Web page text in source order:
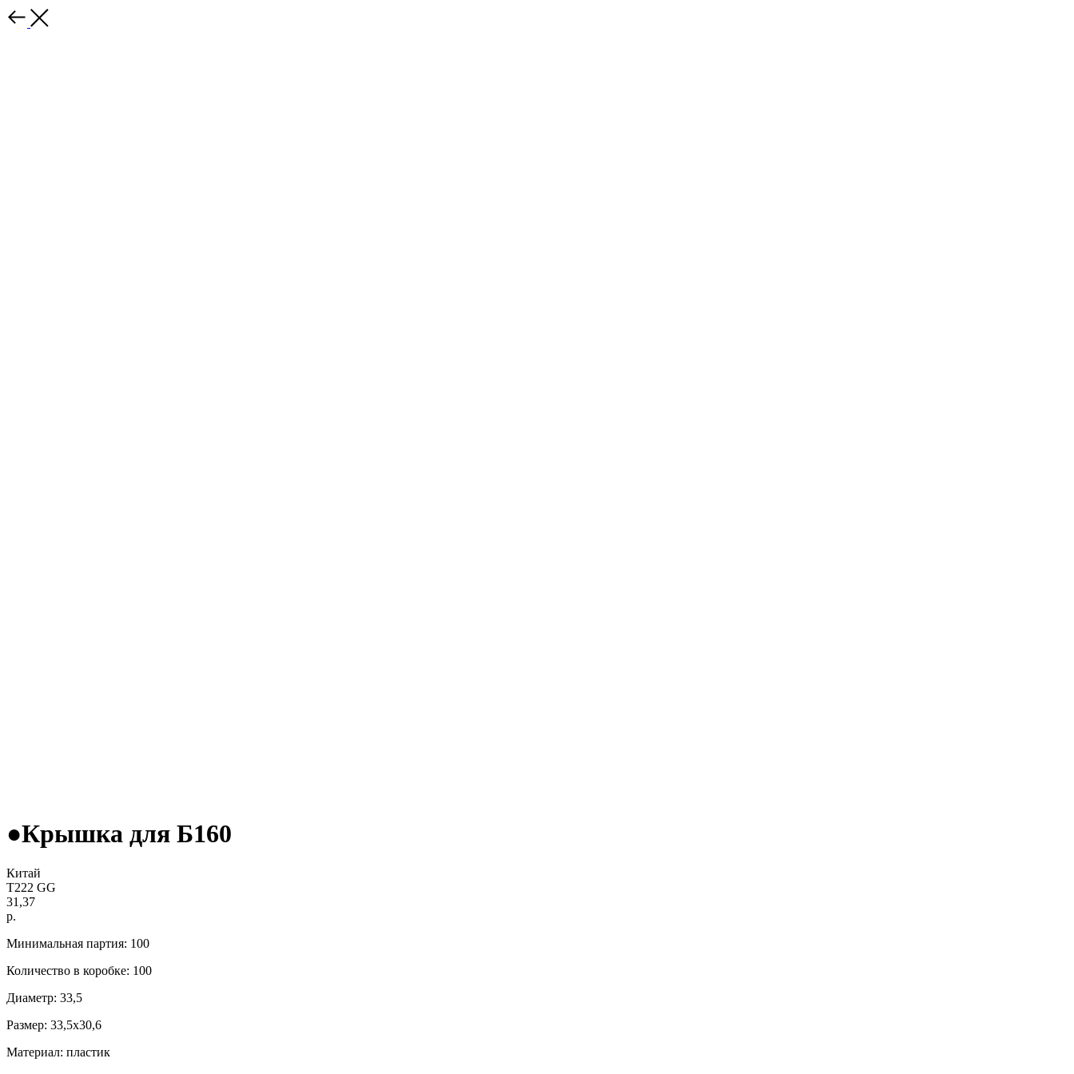
●Крышка для Б160
Китай
Т222 GG
31,37
р.
Минимальная партия: 100
Количество в коробке: 100
Диаметр: 33,5
Размер: 33,5x30,6
Материал: пластик